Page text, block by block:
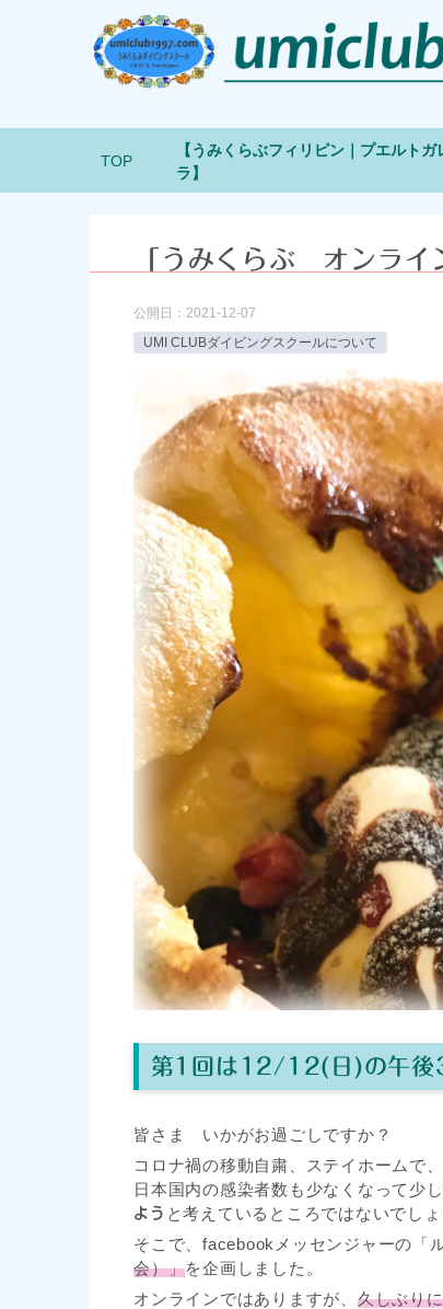
TOP
【うみくらぶフィリピン｜プエルトガ
ラ】
「うみくらぶ オンライ
公開日： 2021-12-07
UMI CLUBダイビングスクールについて
第1回は12/12(日)の午後
皆さま いかがお過ごしですか？
コロナ禍の移動自粛、ステイホームで
日本国内の感染者数も少なくなって少
よう と考えているところではないでしょ
そこで、facebookメッセンジャーの「
会）」を企画しました。
オンラインではありますが、 久しぶり